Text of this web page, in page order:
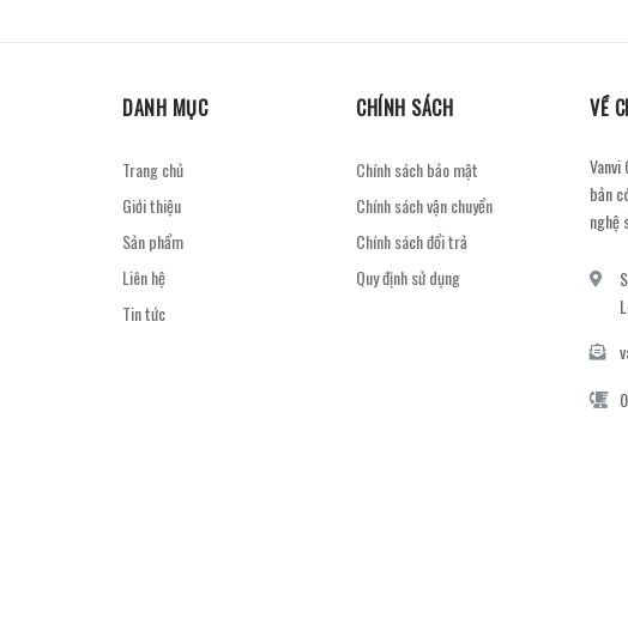
DANH MỤC
Trang chủ
Giới thiệu
Sản phẩm
Liên hệ
Tin tức
CHÍNH SÁCH
Chính sách bảo mật
Chính sách vận chuyển
Chính sách đổi trả
Quy định sử dụng
VỀ
bản
nghệ